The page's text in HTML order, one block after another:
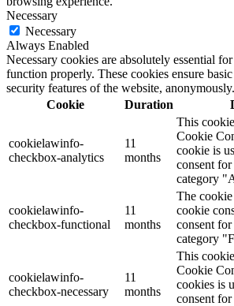
Necessary
Necessary
Always Enabled
Necessary cookies are absolutely essential
function properly. These cookies ensure
security features of the website, anonymously.
Cookie
Duration
cookielawinfo-
checkbox-analytics
11
months
This
Cookie
cookie is
consent
category
cookielawinfo-
checkbox-functional
11
months
The
cookie
consent
category
cookielawinfo-
checkbox-necessary
11
months
This
Cookie
cookies is
consent